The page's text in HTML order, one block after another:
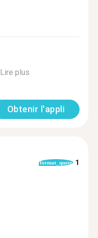
Lire plus
Obtenir l'appli
format_quote 1